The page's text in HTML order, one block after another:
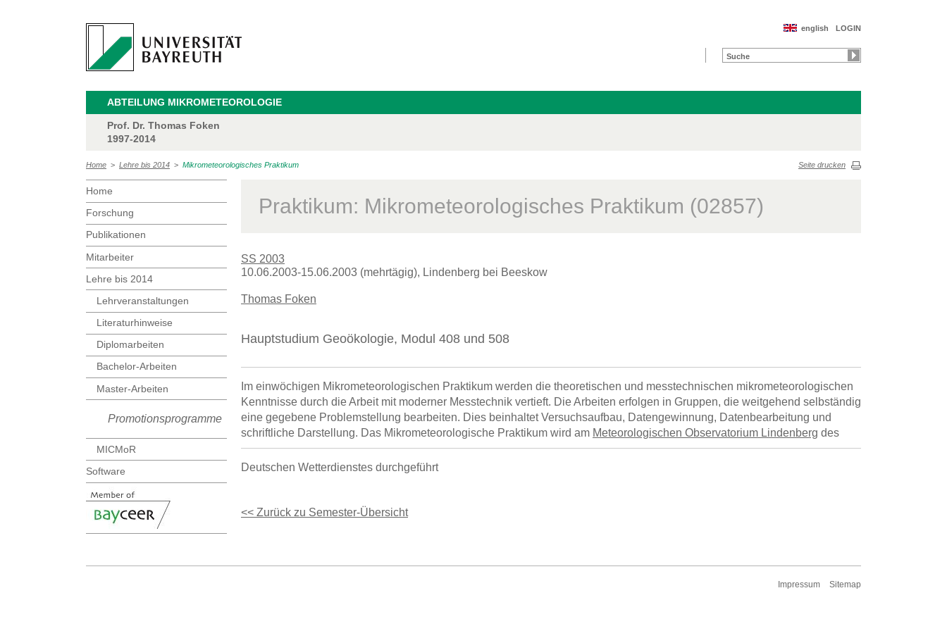
LOGIN
english
ABTEILUNG MIKROMETEOROLOGIE
Prof. Dr. Thomas Foken
1997-2014
Home > Lehre bis 2014 > Mikrometeorologisches Praktikum Seite drucken
Home
Forschung
Publikationen
Mitarbeiter
Lehre bis 2014
Lehrveranstaltungen
Literaturhinweise
Diplomarbeiten
Bachelor-Arbeiten
Master-Arbeiten
Promotionsprogramme
MICMoR
Software
Praktikum: Mikrometeorologisches Praktikum (02857)
SS 2003
10.06.2003-15.06.2003 (mehrtägig), Lindenberg bei Beeskow
Thomas Foken
Hauptstudium Geoökologie, Modul 408 und 508
Im einwöchigen Mikrometeorologischen Praktikum werden die theoretischen und messtechnischen mikrometeorologischen
Kenntnisse durch die Arbeit mit moderner Messtechnik vertieft. Die Arbeiten erfolgen in Gruppen, die weitgehend selbständig
eine gegebene Problemstellung bearbeiten. Dies beinhaltet Versuchsaufbau, Datengewinnung, Datenbearbeitung und
schriftliche Darstellung. Das Mikrometeorologische Praktikum wird am Meteorologischen Observatorium Lindenberg des
Deutschen Wetterdienstes durchgeführt
<< Zurück zu Semester-Übersicht
Impressum Sitemap